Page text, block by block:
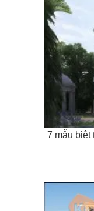
7 mẫu biệt